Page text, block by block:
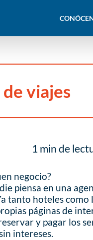
viajes
1 min de
negocio?
piensa en una
tanto hoteles como
páginas de
y pagar los
intereses.